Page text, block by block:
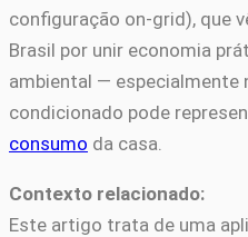
configuração on-grid), que
Brasil por unir economia
ambiental — especialmente
condicionado pode
consumo da casa.
Contexto relacionado:
Este artigo trata de uma